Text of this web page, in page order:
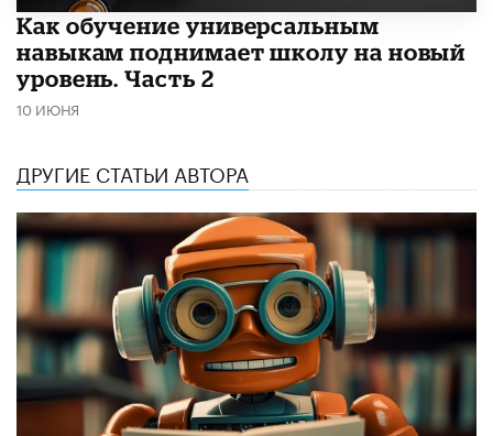
​Как обучение универсальным
навыкам поднимает школу на новый
уровень. Часть 2
10 ИЮНЯ
ДРУГИЕ СТАТЬИ АВТОРА